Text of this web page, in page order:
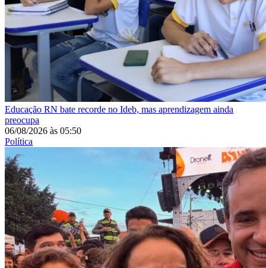
Educação RN bate recorde no Ideb, mas aprendizagem ainda
preocupa
06/08/2026 às 05:50
Política